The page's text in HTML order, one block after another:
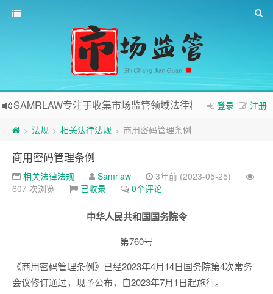
登录 注册
SAMRLAW专注于收集市场监管领域法律相关内容
> 法规 > 相关法律法规 > 商用密码管理条例
商用密码管理条例
相关法律法规 Samrlaw
3年前 (2023-05-25)
607 次浏览
已收录 0个评论
中华人民共和国国务院令
第760号
《商用密码管理条例》已经2023年4月14日国务院第4次常务
会议修订通过，现予公布，自2023年7月1日起施行。